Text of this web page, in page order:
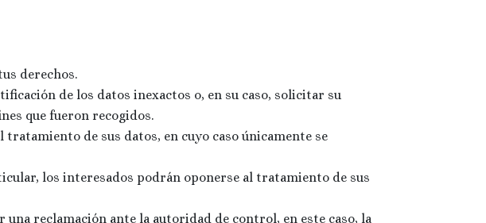
derechos.
de los datos inexactos o, en su caso, solicitar su
que fueron recogidos.
de sus datos, en cuyo caso únicamente se
los interesados podrán oponerse al tratamiento de sus
reclamación ante la autoridad de control, en este caso, la